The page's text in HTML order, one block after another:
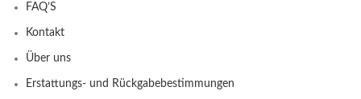
FAQ’S
Kontakt
Über uns
Erstattungs- und Rückgabebestimmungen